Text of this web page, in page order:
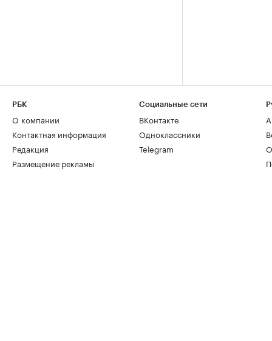
РБК
О компании
Контактная информация
Редакция
Размещение рекламы
Социальные сети
ВКонтакте
Одноклассники
Telegram